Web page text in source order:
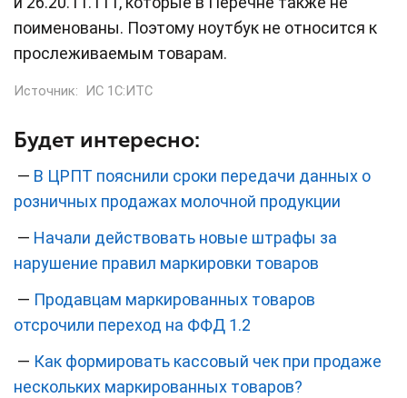
поименованы. Поэтому ноутбук не относится к
прослеживаемым товарам.
Источник: ИС 1С:ИТС
Будет интересно:
— В ЦРПТ пояснили сроки передачи данных о
розничных продажах молочной продукции
— Начали действовать новые штрафы за
нарушение правил маркировки товаров
— Продавцам маркированных товаров
отсрочили переход на ФФД 1.2
— Как формировать кассовый чек при продаже
нескольких маркированных товаров?